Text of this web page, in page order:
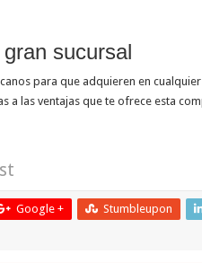
sucursal
para que adquieren en
a las ventajas que te ofrece esta
Google + Stumbleupon